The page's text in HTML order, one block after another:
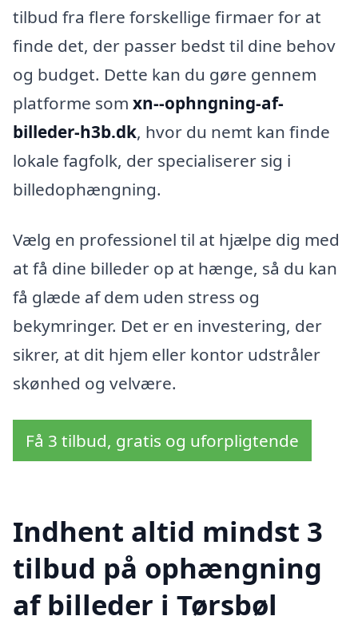
tilbud fra flere forskellige firmaer for at
finde det, der passer bedst til dine behov
og budget. Dette kan du gøre gennem
platforme som xn--ophngning-af-
billeder-h3b.dk, hvor du nemt kan finde
lokale fagfolk, der specialiserer sig i
billedophængning.
Vælg en professionel til at hjælpe dig med
at få dine billeder op at hænge, så du kan
få glæde af dem uden stress og
bekymringer. Det er en investering, der
sikrer, at dit hjem eller kontor udstråler
skønhed og velvære.
Få 3 tilbud, gratis og uforpligtende
Indhent altid mindst 3
tilbud på ophængning
af billeder i Tørsbøl